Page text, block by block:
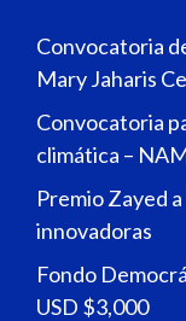
Convocatoria
Mary Jaharis
Convocatoria
climática –
Premio Zayed
innovadoras
Fondo
USD $3,000